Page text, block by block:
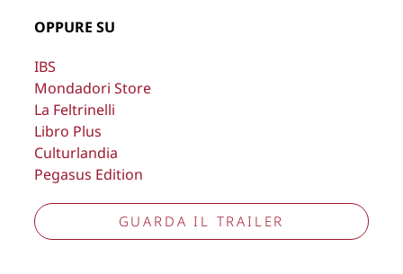
Aggiorna preferenze tracciamento
OPPURE SU
IBS
Mondadori Store
La Feltrinelli
Libro Plus
Culturlandia
Pegasus Edition
GUARDA IL TRAILER